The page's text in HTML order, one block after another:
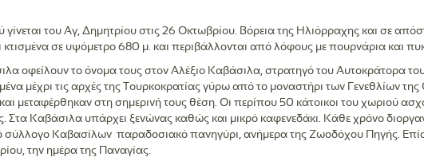
γίνεται του Αγ, Δημητρίου στις 26 Οκτωβρίου. Βόρεια της Ηλιόρραχης και σε
κτισμένα σε υψόμετρο 680 μ. και περιβάλλονται από λόφους με πουρνάρια και
οφείλουν το όνομα τους στον Αλέξιο Καβάσιλα, στρατηγό του Αυτοκράτορα
μέχρι τις αρχές της Τουρκοκρατίας γύρω από το μοναστήρι των Γενεθλίων
μεταφέρθηκαν στη σημερινή τους θέση. Οι περίπου 50 κάτοικοι του χωριού
Στα Καβάσιλα υπάρχει ξενώνας καθώς και μικρό καφενεδάκι. Κάθε χρόνο
σύλλογο Καβασίλων παραδοσιακό πανηγύρι, ανήμερα της Ζωοδόχου Πηγής.
την ημέρα της Παναγίας.